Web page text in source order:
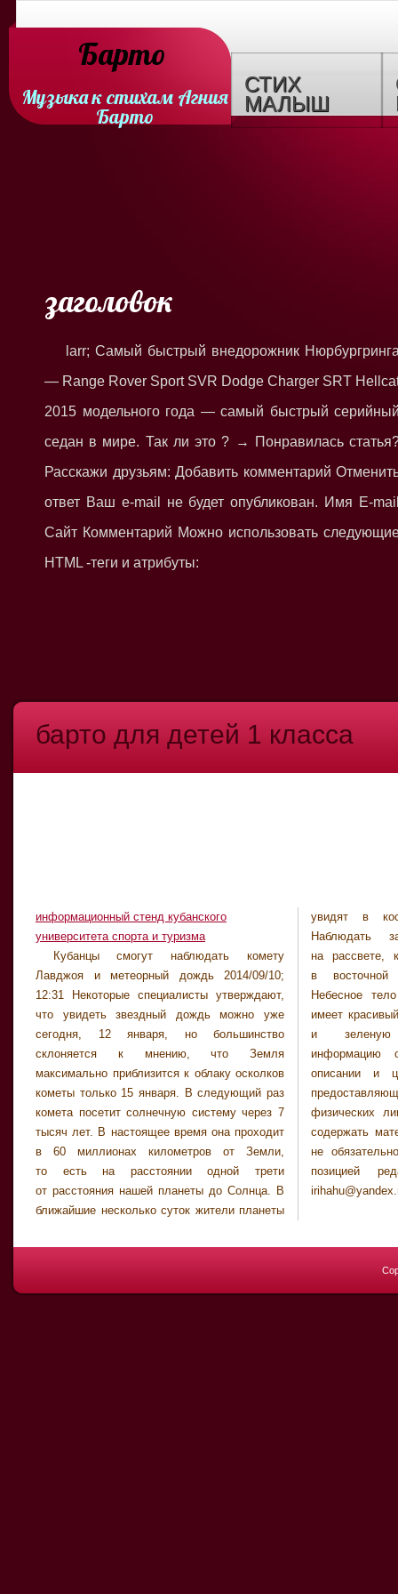
Барто
Музыка к стихам Агния
Барто
СТИХ
МАЛЫШ
заголовок
larr; Самый быстрый внедорожник
— Range Rover Sport SVR Dodge Charger SRT
2015 модельного года — самый быстрый
седан в мире. Так ли это ? → Понравилась
Расскажи друзьям: Добавить комментарий
ответ Ваш e-mail не будет опубликован. Имя E-
Сайт Комментарий Можно использовать
HTML -теги и атрибуты:
барто для детей 1 класса
информационный стенд кубанского
университета спорта и туризма
Кубанцы смогут наблюдать комету
Лавджоя и метеорный дождь 2014/09/10;
12:31 Некоторые специалисты утверждают,
что увидеть звездный дождь можно уже
сегодня, 12 января, но большинство
склоняется к мнению, что Земля
максимально приблизится к облаку осколков
кометы только 15 января. В следующий раз
комета посетит солнечную систему через 7
тысяч лет. В настоящее время она проходит
в 60 миллионах километров от Земли,
то есть на расстоянии одной трети
от расстояния нашей планеты до Солнца. В
ближайшие несколько суток жители планеты
увидят в
Наблюдать
на рассвете, когда она будет находиться
в восточной части всего небосклона.
Небесное тело длиной около 200 метров
имеет красивый http://nrv.biz/ длинный хвост
и зеленую кому. Окончательную
информацию о услугах, продукции, их
описании и ценах следует уточнять у
предоставляющих их юридических или
физических лиц. Настоящий ресурс может
содержать материалы 18+. Мнения авторов
не обязательно совпадают с официальной
позицией редакции. Служба новостей: